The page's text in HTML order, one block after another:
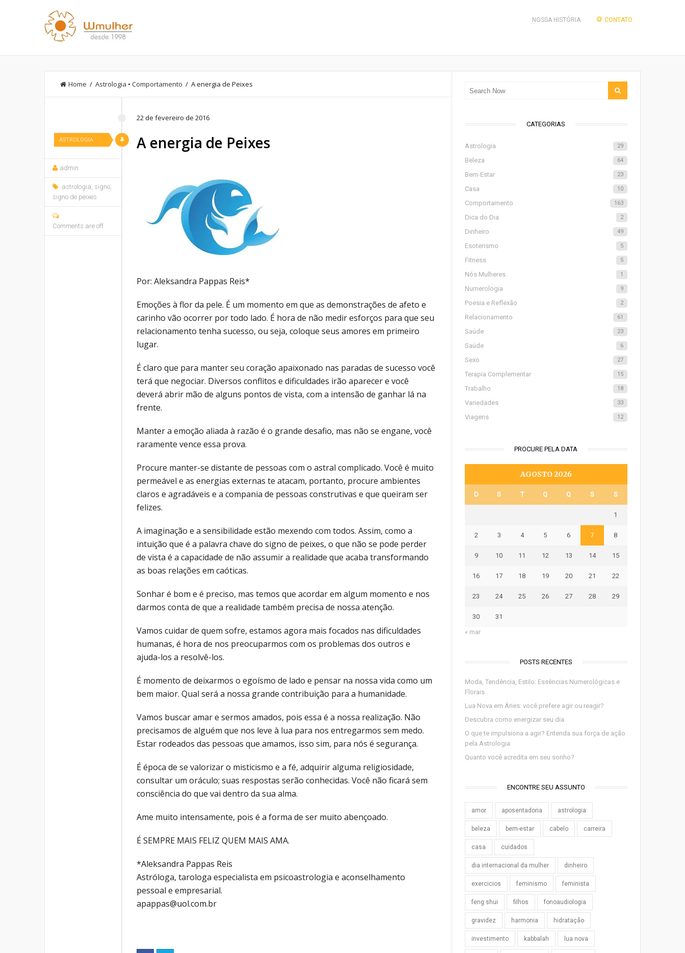
NOSSA HISTÓRIA CONTATO
Home / Astrologia • Comportamento / A energia de Peixes
ASTROLOGIA
22 de fevereiro de 2016
A energia de Peixes
admin
astrologia, signo,
signo de peixes
Comments are off
Por: Aleksandra Pappas Reis*
Emoções à flor da pele. É um momento em que as demonstrações de afeto e
carinho vão ocorrer por todo lado. É hora de não medir esforços para que seu
relacionamento tenha sucesso, ou seja, coloque seus amores em primeiro
lugar.
É claro que para manter seu coração apaixonado nas paradas de sucesso você
terá que negociar. Diversos conflitos e dificuldades irão aparecer e você
deverá abrir mão de alguns pontos de vista, com a intensão de ganhar lá na
frente.
Manter a emoção aliada à razão é o grande desafio, mas não se engane, você
raramente vence essa prova.
Procure manter-se distante de pessoas com o astral complicado. Você é muito
permeável e as energias externas te atacam, portanto, procure ambientes
claros e agradáveis e a compania de pessoas construtivas e que queiram ser
felizes.
A imaginação e a sensibilidade estão mexendo com todos. Assim, como a
intuição que é a palavra chave do signo de peixes, o que não se pode perder
de vista é a capacidade de não assumir a realidade que acaba transformando
as boas relações em caóticas.
Sonhar é bom e é preciso, mas temos que acordar em algum momento e nos
darmos conta de que a realidade também precisa de nossa atenção.
Vamos cuidar de quem sofre, estamos agora mais focados nas dificuldades
humanas, é hora de nos preocuparmos com os problemas dos outros e
ajuda-los a resolvê-los.
É momento de deixarmos o egoísmo de lado e pensar na nossa vida como um
bem maior. Qual será a nossa grande contribuição para a humanidade.
Vamos buscar amar e sermos amados, pois essa é a nossa realização. Não
precisamos de alguém que nos leve à lua para nos entregarmos sem medo.
Estar rodeados das pessoas que amamos, isso sim, para nós é segurança.
É época de se valorizar o misticismo e a fé, adquirir alguma religiosidade,
consultar um oráculo; suas respostas serão conhecidas. Você não ficará sem
consciência do que vai dentro da sua alma.
Ame muito intensamente, pois é a forma de ser muito abençoado.
É SEMPRE MAIS FELIZ QUEM MAIS AMA.
*Aleksandra Pappas Reis
Astróloga, tarologa especialista em psicoastrologia e aconselhamento
pessoal e empresarial.
apappas@uol.com.br
CATEGORIAS
Astrologia 29
Beleza 64
Bem-Estar 23
Casa 10
Comportamento 163
Dica do Dia 2
Dinheiro 49
Esoterismo 5
Fitness 5
Nós Mulheres 1
Numerologia 9
Poesia e Reflexão 2
Relacionamento 61
Saúde 23
Saúde 6
Sexo 27
Terapia Complementar 15
Trabalho 18
Variedades 33
Viagens 12
PROCURE PELA DATA
AGOSTO 2026
D S T Q Q S S
1
2 3 4 5 6 7 8
9 10 11 12 13 14 15
16 17 18 19 20 21 22
23 24 25 26 27 28 29
30
31
« mar
POSTS RECENTES
Moda, Tendência, Estilo: Essências Numerológicas e
Florais
Lua Nova em Áries: você prefere agir ou reagir?
Descubra como energizar seu dia
O que te impulsiona a agir? Entenda sua força de ação
pela Astrologia
Quanto você acredita em seu sonho?
ENCONTRE SEU ASSUNTO
amor aposentadoria astrologia
beleza bem-estar cabelo carreira
casa cuidados
dia internacional da mulher dinheiro
exercicios feminismo feminista
feng shui filhos fonoaudiologia
gravidez harmonia hidratação
investimento kabbalah lua nova